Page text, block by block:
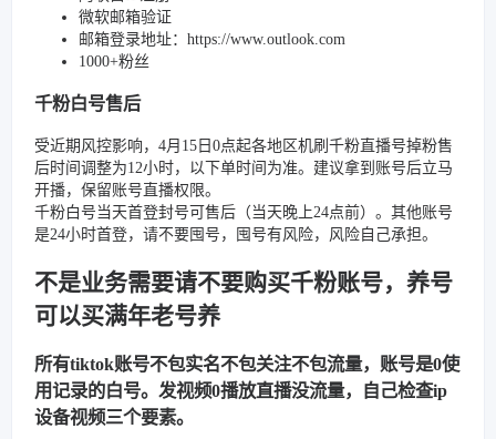
微软邮箱验证
邮箱登录地址：https://www.outlook.com
1000+粉丝
千粉白号售后
受近期风控影响，4月15日0点起各地区机刷千粉直播号掉粉售
后时间调整为12小时，以下单时间为准。建议拿到账号后立马
开播，保留账号直播权限。
千粉白号当天首登封号可售后（当天晚上24点前）。其他账号
是24小时首登，请不要囤号，囤号有风险，风险自己承担。
不是业务需要请不要购买千粉账号，养号
可以买满年老号养
所有tiktok账号不包实名不包关注不包流量，账号是0使
用记录的白号。发视频0播放直播没流量，自己检查ip
设备视频三个要素。